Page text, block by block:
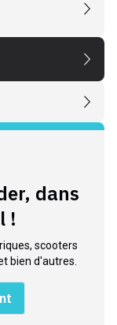
dans
!
scooters
bien d'autres.